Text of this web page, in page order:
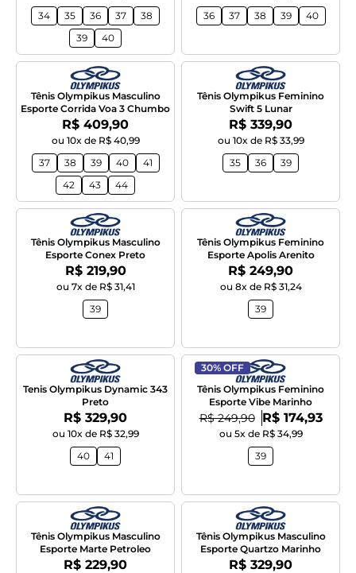
34
35 36 37
38
39
40
36
37 38 39 40
Tênis Olympikus Masculino
Esporte Corrida Voa 3 Chumbo
Por:
R$ 409,90
ou 10x de R$ 40,99
37
38 39 40
41
42
43 44
Tênis Olympikus Feminino
Swift 5 Lunar
Por:
R$ 339,90
ou 10x de R$ 33,99
35
36 39
Tênis Olympikus Masculino
Esporte Conex Preto
Por:
R$ 219,90
ou 7x de R$ 31,41
39
Tênis Olympikus Feminino
Esporte Apolis Arenito
Por:
R$ 249,90
ou 8x de R$ 31,24
39
Tenis Olympikus Dynamic 343
Preto
Por:
R$ 329,90
ou 10x de R$ 32,99
40
41
30% OFF
Tênis Olympikus Feminino
Esporte Vibe Marinho
De:
R$ 249,90 Por:
R$ 174,93
ou 5x de R$ 34,99
39
Tênis Olympikus Masculino
Esporte Marte Petroleo
Por:
R$ 229,90
Tênis Olympikus Masculino
Esporte Quartzo Marinho
Por:
R$ 329,90